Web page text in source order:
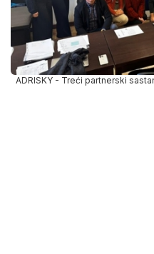
ADRISKY - Treći partnerski